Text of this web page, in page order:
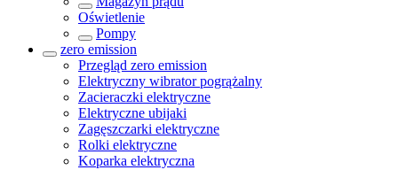
Oświetlenie
Pompy
zero emission
Przegląd zero emission
Elektryczny wibrator pogrążalny
Zacieraczki elektryczne
Elektryczne ubijaki
Zagęszczarki elektryczne
Rolki elektryczne
Koparka elektryczna